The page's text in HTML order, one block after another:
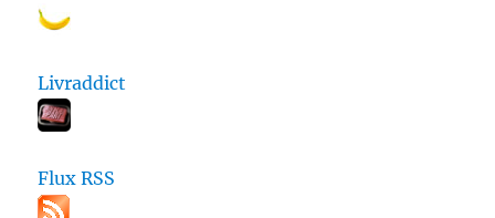
Livraddict
Flux RSS